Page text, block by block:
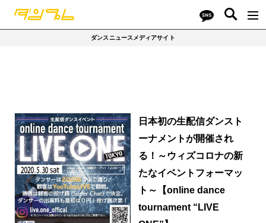
ダンスニュースメディアサイト
日本初の生配信ダンスト
ーナメントが開催され
る！～ウィズコロナの新
たなイベントフォーマッ
ト～【online dance
tournament “LIVE